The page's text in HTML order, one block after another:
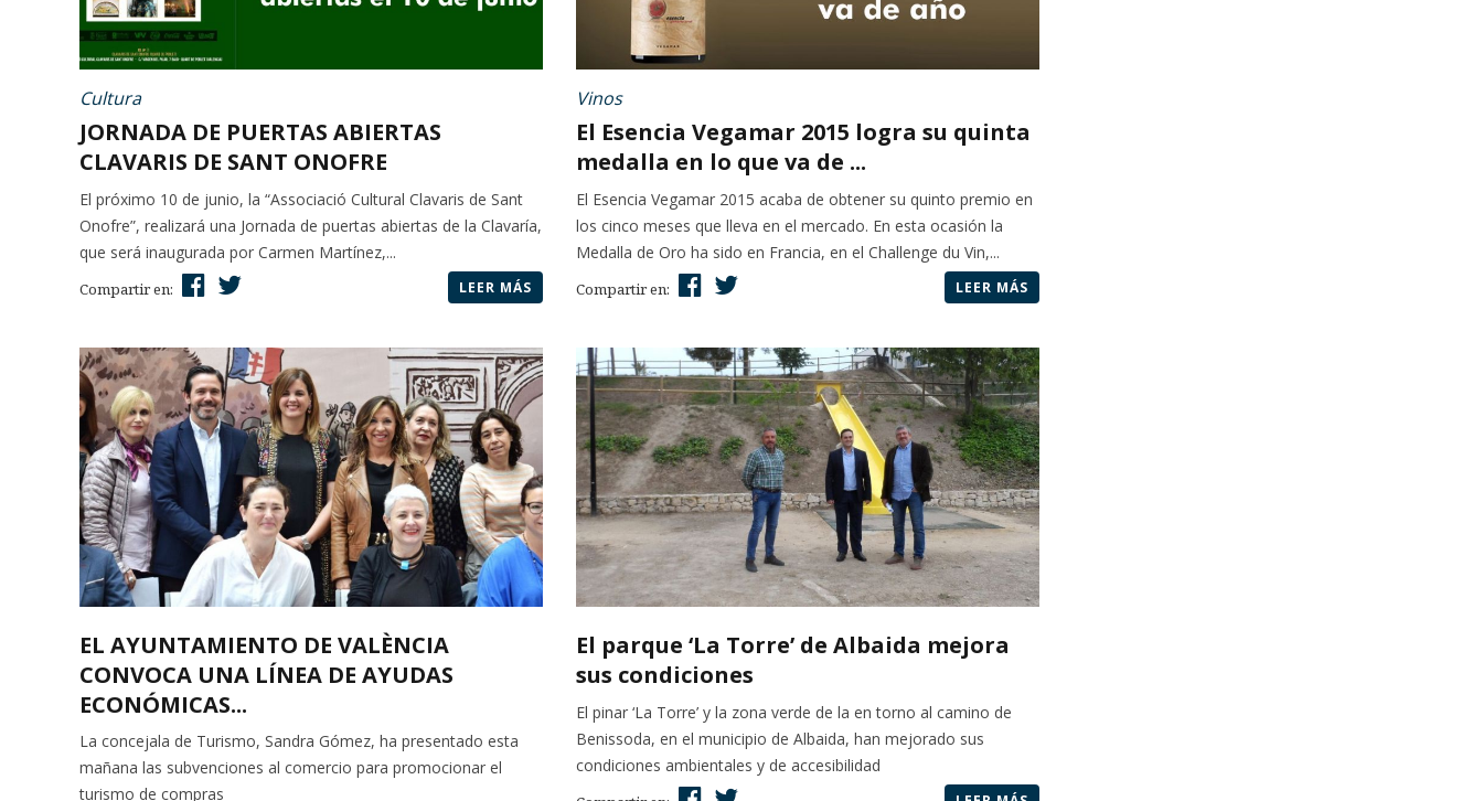
Cultura
JORNADA DE PUERTAS ABIERTAS
CLAVARIS DE SANT ONOFRE
El próximo 10 de junio, la “Associació Cultural Clavaris de Sant
Onofre”, realizará una Jornada de puertas abiertas de la Clavaría,
que será inaugurada por Carmen Martínez,...
Compartir en: LEER MÁS
Vinos
El Esencia Vegamar 2015 logra su quinta
medalla en lo que va de ...
El Esencia Vegamar 2015 acaba de obtener su quinto premio en
los cinco meses que lleva en el mercado. En esta ocasión la
Medalla de Oro ha sido en Francia, en el Challenge du Vin,...
Compartir en: LEER MÁS
EL AYUNTAMIENTO DE VALÈNCIA
CONVOCA UNA LÍNEA DE AYUDAS
ECONÓMICAS...
La concejala de Turismo, Sandra Gómez, ha presentado esta
mañana las subvenciones al comercio para promocionar el
turismo de compras
El parque ‘La Torre’ de Albaida mejora
sus condiciones
El pinar ‘La Torre’ y la zona verde de la en torno al camino de
Benissoda, en el municipio de Albaida, han mejorado sus
condiciones ambientales y de accesibilidad